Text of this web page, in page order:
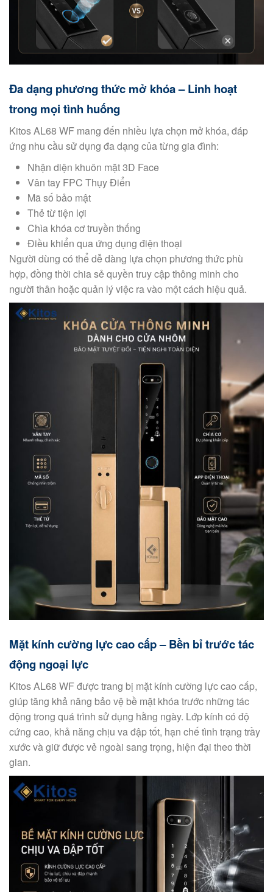
Đa dạng phương thức mở khóa – Linh hoạt
trong mọi tình huống
Kitos AL68 WF mang đến nhiều lựa chọn mở khóa, đáp
ứng nhu cầu sử dụng đa dạng của từng gia đình:
Nhận diện khuôn mặt 3D Face
Vân tay FPC Thụy Điển
Mã số bảo mật
Thẻ từ tiện lợi
Chìa khóa cơ truyền thống
Điều khiển qua ứng dụng điện thoại
Người dùng có thể dễ dàng lựa chọn phương thức phù
hợp, đồng thời chia sẻ quyền truy cập thông minh cho
người thân hoặc quản lý việc ra vào một cách hiệu quả.
Mặt kính cường lực cao cấp – Bền bỉ trước tác
động ngoại lực
Kitos AL68 WF được trang bị mặt kính cường lực cao cấp,
giúp tăng khả năng bảo vệ bề mặt khóa trước những tác
động trong quá trình sử dụng hằng ngày. Lớp kính có độ
cứng cao, khả năng chịu va đập tốt, hạn chế tình trạng trầy
xước và giữ được vẻ ngoài sang trọng, hiện đại theo thời
gian.